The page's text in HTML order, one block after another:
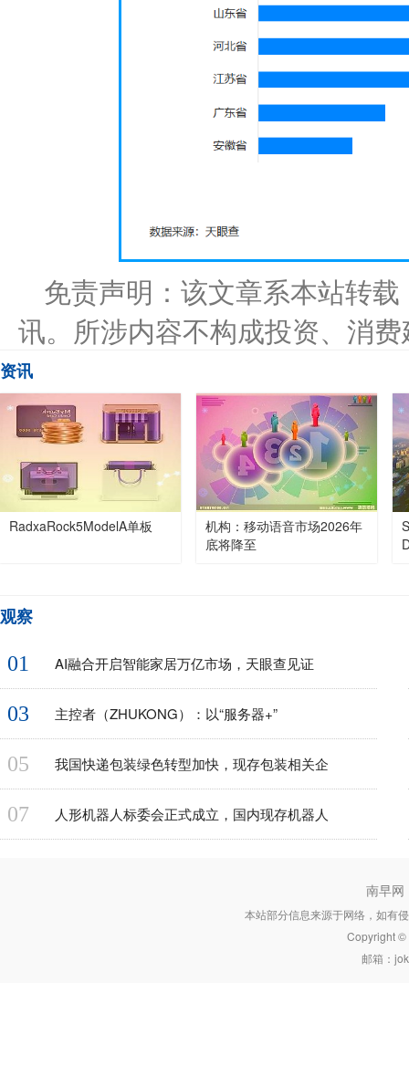
免责声明：该文章系本站转
讯。所涉内容不构成投资、消
资讯
RadxaRock5ModelA单板
机构：移动语音市场2026年
底将降至
观察
01 AI融合开启智能家居万亿市场，天眼查见证
03 主控者（ZHUKONG）：以“服务器+”
05 我国快递包装绿色转型加快，现存包装相关企
07 人形机器人标委会正式成立，国内现存机器人
南早网
本站部分信息来源于网络，如有
Copyright ©
邮箱：